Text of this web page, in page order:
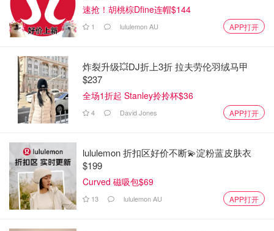
速抢！胡桃棕Dfine连帽$144
1 lululemon AU APP打开
炸裂升级💥DJ折上3折 拉夫劳伦羽绒马甲
$237
全场1折起 Stanley拎拎杯$36
4 David Jones APP打开
lululemon 折扣区好价不断💫淀粉蓝皮肤衣
$199
Curved 磁吸包$69
13 lululemon AU APP打开